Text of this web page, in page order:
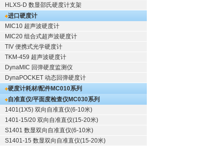
HLXS-D 数显邵氏硬度计支架
进口硬度计
MIC10 超声波硬度计
MIC20 组合式超声波硬度计
TIV 便携式光学硬度计
TKM-459 超声波硬度计
DynaMIC 回弹硬度监测仪
DynaPOCKET 动态回弹硬度计
硬度计耗材/配件MC010系列
自准直仪/平面度检查仪MC030系列
1401(1X5) 双向自准直仪(6-10米)
1401-15/20 双向自准直仪(15-20米)
S1401 数显双向自准直仪(6-10米)
S1401-15 数显双向自准直仪(15-20米)